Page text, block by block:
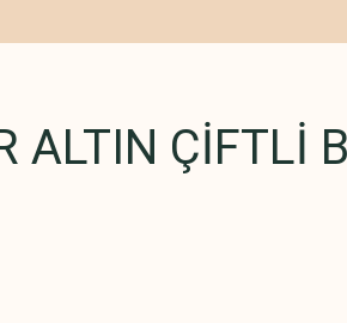
ALTIN ÇİFTLİ